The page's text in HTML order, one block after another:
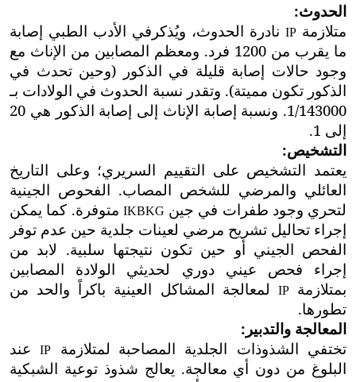
الحدوث:
متلازمة IP نادرة الحدوث، ويُذكر في الأدب الطبي إصابة
ما يقرب من 1200 فرد
. ومعظم المصابين من الإناث مع
وجود حالات إصابة قليلة في الذكور (وحين تحدث في
الذكور تكون مميتة). وتقدر نسبة الحدوث في الولادات بـ
1/143000. ونسبة إصابة الإناث إلى إصابة الذكور هي 20
إلى 1.
التشخيص:
يعتمد التشخيص على التقييم السريري؛ وعلى التاريخ
العائلي والمرضي للشخص المصاب. الفحوص الجينية
لتحري وجود طفرات في جين IKBKG متوفرة. كما يمكن
إجراء تحاليل تشريح مرضي لعينات جلدية حين عدم توفر
الفحص الجيني أو حين تكون نتيجتها سلبية. لابد من
إجراء فحص عيني دوري لحديثي الولادة المصابين
بمتلازمةIP
لمعالجة المشاكل العينية باكراً والحد من
تطورها.
المعالجة والتدبير:
تختفي الشذوذات الجلدية المصاحبة لمتلازمة IPعند
البلوغ من دون أي معالجة. يعالج شذوذ توعية الشبكية